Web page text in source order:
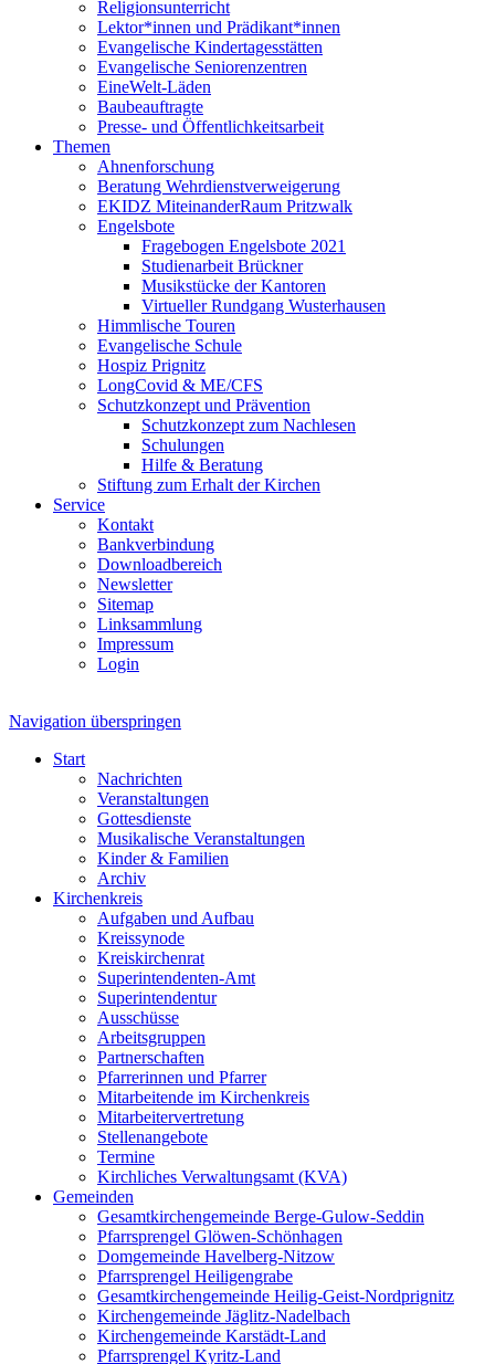
Religionsunterricht
Lektor*innen und Prädikant*innen
Evangelische Kindertagesstätten
Evangelische Seniorenzentren
EineWelt-Läden
Baubeauftragte
Presse- und Öffentlichkeitsarbeit
Themen
Ahnenforschung
Beratung Wehrdienstverweigerung
EKIDZ MiteinanderRaum Pritzwalk
Engelsbote
Fragebogen Engelsbote 2021
Studienarbeit Brückner
Musikstücke der Kantoren
Virtueller Rundgang Wusterhausen
Himmlische Touren
Evangelische Schule
Hospiz Prignitz
LongCovid & ME/CFS
Schutzkonzept und Prävention
Schutzkonzept zum Nachlesen
Schulungen
Hilfe & Beratung
Stiftung zum Erhalt der Kirchen
Service
Kontakt
Bankverbindung
Downloadbereich
Newsletter
Sitemap
Linksammlung
Impressum
Login
Navigation überspringen
Start
Nachrichten
Veranstaltungen
Gottesdienste
Musikalische Veranstaltungen
Kinder & Familien
Archiv
Kirchenkreis
Aufgaben und Aufbau
Kreissynode
Kreiskirchenrat
Superintendenten-Amt
Superintendentur
Ausschüsse
Arbeitsgruppen
Partnerschaften
Pfarrerinnen und Pfarrer
Mitarbeitende im Kirchenkreis
Mitarbeitervertretung
Stellenangebote
Termine
Kirchliches Verwaltungsamt (KVA)
Gemeinden
Gesamtkirchengemeinde Berge-Gulow-Seddin
Pfarrsprengel Glöwen-Schönhagen
Domgemeinde Havelberg-Nitzow
Pfarrsprengel Heiligengrabe
Gesamtkirchengemeinde Heilig-Geist-Nordprignitz
Kirchengemeinde Jäglitz-Nadelbach
Kirchengemeinde Karstädt-Land
Pfarrsprengel Kyritz-Land